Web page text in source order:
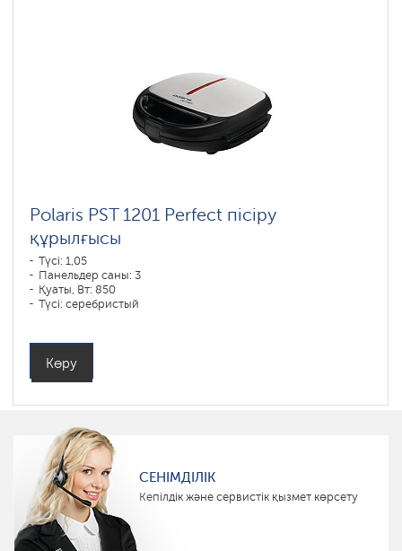
Polaris PST 1201 Perfect пісіру
құрылғысы
Түсі: 1,05
Панельдер саны: 3
Қуаты, Вт: 850
Түсі: серебристый
Көру
СЕНІМДІЛІК
Кепілдік және сервистік қызмет көрсету